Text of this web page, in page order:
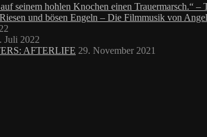
seinem hohlen Knochen einen Trauermarsch.“ –
und bösen Engeln – Die Filmmusik von
Juli 2022
AFTERLIFE 29. November 2021